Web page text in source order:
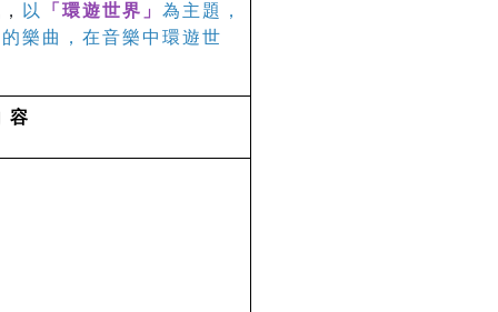
以 「環遊世界」 為主題，
樂曲，在音樂中環遊世
容